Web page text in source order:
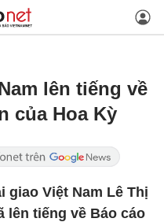
lên tiếng về
của Hoa Kỳ
giao Việt Nam Lê Thị
lên tiếng về Báo cáo